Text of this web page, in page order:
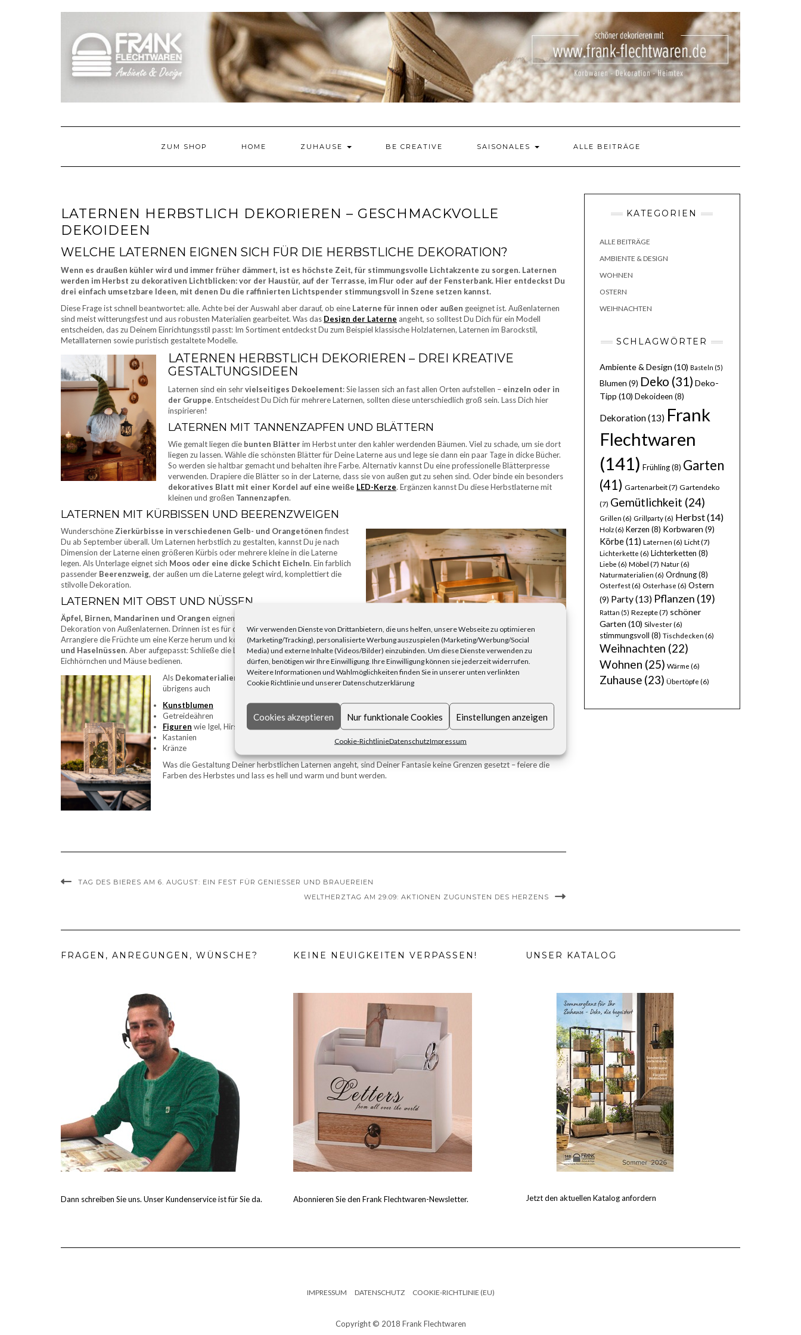
Wir verwenden Dienste von Drittanbietern, die uns helfen, unsere Webseite zu optimieren
(Marketing/Tracking), personalisierte Werbung auszuspielen (Marketing/Werbung/Social
Media) und externe Inhalte (Videos/Bilder) einzubinden. Um diese Dienste verwenden zu
dürfen, benötigen wir Ihre Einwilligung. Ihre Einwilligung können sie jederzeit widerrufen.
Weitere Informationen und Wahlmöglichkeiten finden Sie in unserer unten verlinkten
Cookie Richtlinie und unserer Datenschutzerklärung
Cookies akzeptieren Nur funktionale Cookies Einstellungen anzeigen
Cookie-RichtlinieDatenschutzImpressum
ZUM SHOP HOME ZUHAUSE BE CREATIVE SAISONALES ALLE BEITRÄGE
LATERNEN HERBSTLICH DEKORIEREN – GESCHMACKVOLLE
DEKOIDEEN
WELCHE LATERNEN EIGNEN SICH FÜR DIE HERBSTLICHE DEKORATION?
Wenn es draußen kühler wird und immer früher dämmert, ist es höchste Zeit, für stimmungsvolle Lichtakzente zu sorgen. Laternen
werden im Herbst zu dekorativen Lichtblicken: vor der Haustür, auf der Terrasse, im Flur oder auf der Fensterbank. Hier entdeckst Du
drei einfach umsetzbare Ideen, mit denen Du die raffinierten Lichtspender stimmungsvoll in Szene setzen kannst.
Diese Frage ist schnell beantwortet: alle. Achte bei der Auswahl aber darauf, ob eine Laterne für innen oder außen geeignet ist. Außenlaternen
sind meist witterungsfest und aus robusten Materialien gearbeitet. Was das Design der Laterne angeht, so solltest Du Dich für ein Modell
entscheiden, das zu Deinem Einrichtungsstil passt: Im Sortiment entdeckst Du zum Beispiel klassische Holzlaternen, Laternen im Barockstil,
Metalllaternen sowie puristisch gestaltete Modelle.
LATERNEN HERBSTLICH DEKORIEREN – DREI KREATIVE
GESTALTUNGSIDEEN
Laternen sind ein sehrvielseitiges Dekoelement: Sie lassen sich an fast allen Orten aufstellen – einzeln oder in
der Gruppe. Entscheidest Du Dich für mehrere Laternen, sollten diese unterschiedlich groß sein. Lass Dich hier
inspirieren!
LATERNEN MIT TANNENZAPFEN UND BLÄTTERN
Wie gemalt liegen die bunten Blätterim Herbst unter den kahler werdenden Bäumen. Viel zu schade, um sie dort
liegen zu lassen. Wähle die schönsten Blätter für Deine Laterne aus und lege sie dann ein paar Tage in dicke Bücher.
So werden sie haltbar gemacht und behalten ihre Farbe. Alternativ kannst Du eine professionelle Blätterpresse
verwenden. Drapiere die Blätter so in der Laterne, dass sie von außen gut zu sehen sind. Oder binde ein besonders
dekoratives Blatt mit einer Kordel auf eine weiße LED-Kerze. Ergänzen kannst Du diese Herbstlaterne mit
kleinen und großen Tannenzapfen.
LATERNEN MIT KÜRBISSEN UND BEERENZWEIGEN
Wunderschöne Zierkürbisse in verschiedenen Gelb- und Orangetönenfindest
Du ab September überall. Um Laternen herbstlich zu gestalten, kannst Du je nach
Dimension der Laterne einen größeren Kürbis oder mehrere kleine in die Laterne
legen. Als Unterlage eignet sich Moos oder eine dicke Schicht Eicheln. Ein farblich
passender Beerenzweig, der außen um die Laterne gelegt wird, komplettiert die
stilvolle Dekoration.
LATERNEN MIT OBST UND NÜSSEN
Äpfel, Birnen, Mandarinen und Orangen eignen sich besonders gut zur
Dekoration von Außenlaternen. Drinnen ist es für das Obst meist zu warm.
Arrangiere die Früchte um eine Kerze herum und komplettiere das Ganze mitWal-
und Haselnüssen. Aber aufgepasst: Schließe die Laterne gut zu, da sich sonst
Eichhörnchen und Mäuse bedienen.
Als Dekomaterialien für Herbstlaterneneignen sich
übrigens auch
Kunstblumen
Getreideähren
Figuren wie Igel, Hirsche, Wichtel oder Pilze
Kastanien
Kränze
Was die Gestaltung Deiner herbstlichen Laternen angeht, sind Deiner Fantasie keine Grenzen gesetzt – feiere die
Farben des Herbstes und lass es hell und warm und bunt werden.
TAG DES BIERES AM 6. AUGUST: EIN FEST FÜR GENIESSER UND BRAUEREIEN
WELTHERZTAG AM 29.09: AKTIONEN ZUGUNSTEN DES HERZENS
KATEGORIEN
ALLE BEITRÄGE
AMBIENTE & DESIGN
WOHNEN
OSTERN
WEIHNACHTEN
SCHLAGWÖRTER
Ambiente & Design (10) Basteln (5)
Blumen (9) Deko (31) Deko-
Tipp (10) Dekoideen (8)
Dekoration(13) Frank
Flechtwaren
(141) Frühling(8) Garten
(41) Gartenarbeit(7) Gartendeko
(7) Gemütlichkeit (24)
Grillen (6) Grillparty(6) Herbst(14)
Holz(6) Kerzen (8) Korbwaren (9)
Körbe(11) Laternen (6) Licht(7)
Lichterkette (6) Lichterketten (8)
Liebe (6) Möbel (7) Natur(6)
Naturmaterialien (6) Ordnung(8)
Osterfest(6) Osterhase (6) Ostern
(9) Party(13) Pflanzen (19)
Rattan (5) Rezepte(7) schöner
Garten (10) Silvester(6)
stimmungsvoll (8) Tischdecken (6)
Weihnachten (22)
Wohnen (25) Wärme (6)
Zuhause(23) Übertöpfe (6)
FRAGEN, ANREGUNGEN, WÜNSCHE?
Dann schreiben Sie uns. Unser Kundenservice ist für Sie da.
KEINE NEUIGKEITEN VERPASSEN!
Abonnieren Sie den Frank Flechtwaren-Newsletter.
UNSER KATALOG
Jetzt den aktuellen Katalog anfordern
IMPRESSUM DATENSCHUTZ COOKIE-RICHTLINIE (EU)
Copyright © 2018 Frank Flechtwaren